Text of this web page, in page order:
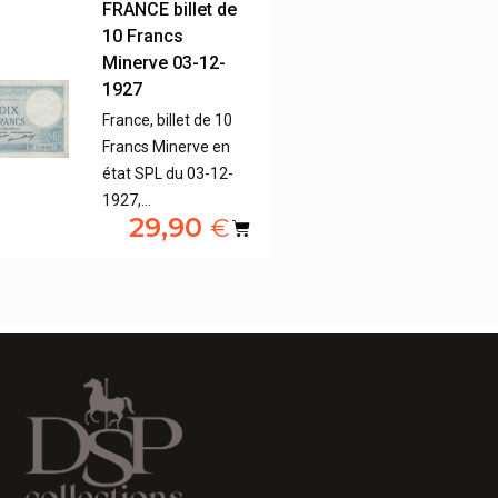
FRANCE billet de
10 Francs
Minerve 03-12-
1927
France, billet de 10
Francs Minerve en
état SPL du 03-12-
1927,…
29,90 €